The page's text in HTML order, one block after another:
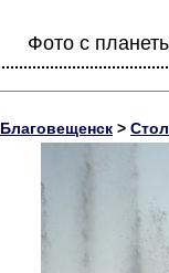
Фото с
Благовещенск >